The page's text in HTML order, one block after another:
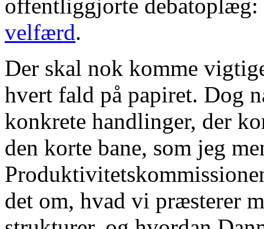
offentliggjorte debatoplæg:
velfærd.
Der skal nok komme
hvert fald på papiret. Dog
konkrete handlinger, der
den korte bane, som jeg
det om, hvad vi præsterer